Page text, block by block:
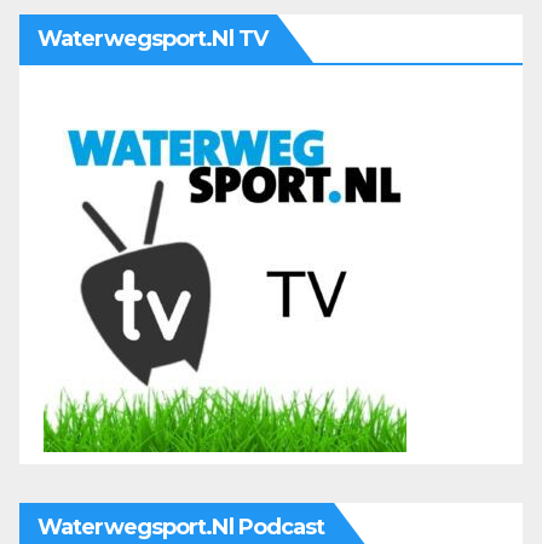
Waterwegsport.nl TV
Waterwegsport.nl Podcast